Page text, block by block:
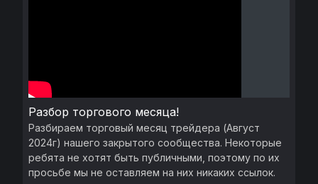
Разбор торгового месяца!
Разбираем торговый месяц трейдера (Август
2024г) нашего закрытого сообщества. Некоторые
ребята не хотят быть публичными, поэтому по их
просьбе мы не оставляем на них никаких ссылок.